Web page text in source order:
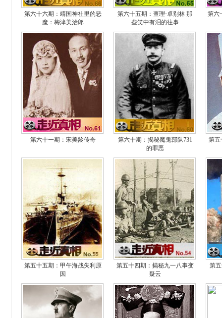
第六十六期：靖国神社里的恶
魔：梅津美治郎
第六十五期：查理·卓别林 那
些笑中有泪的往事
第六
第六十一期：宋美龄传奇
第六十期：揭秘魔鬼部队731
的罪恶
第五
第五十五期：甲午海战失利原
因
第五十四期：揭秘九一八事变
疑云
第